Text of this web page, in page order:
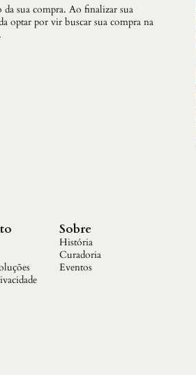
sua compra. Ao finalizar sua
optar por vir buscar sua compra na
Sobre
História
Curadoria
Eventos